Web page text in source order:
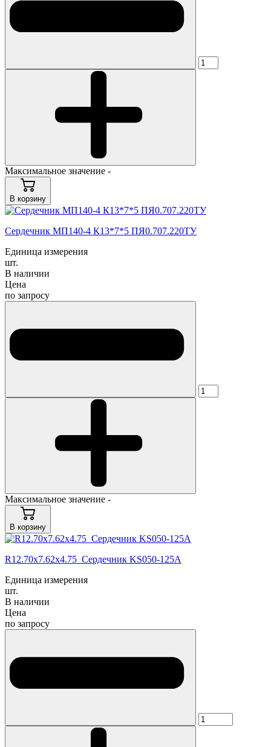
Максимальное значение -
В корзину
Cердечник МП140-4 К13*7*5 ПЯ0.707.220ТУ
Единица измерения
шт.
В наличии
Цена
по запросу
Максимальное значение -
В корзину
R12.70x7.62x4.75 Сердечник KS050-125A
Единица измерения
шт.
В наличии
Цена
по запросу